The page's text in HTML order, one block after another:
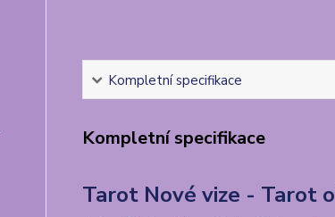
Kompletní specifikace
Kompletní specifikace
Tarot Nové vize - Tarot